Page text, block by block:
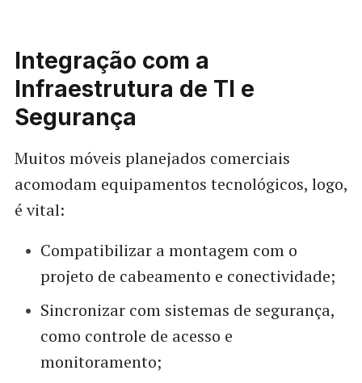
Integração com a
Infraestrutura de TI e
Segurança
Muitos móveis planejados comerciais
acomodam equipamentos tecnológicos, logo,
é vital:
Compatibilizar a montagem com o
projeto de cabeamento e conectividade;
Sincronizar com sistemas de segurança,
como controle de acesso e
monitoramento;